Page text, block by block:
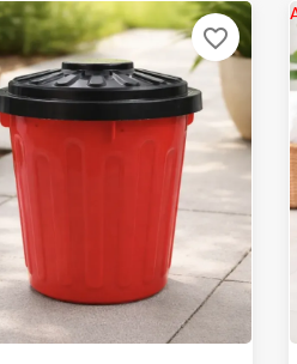
favorite_border